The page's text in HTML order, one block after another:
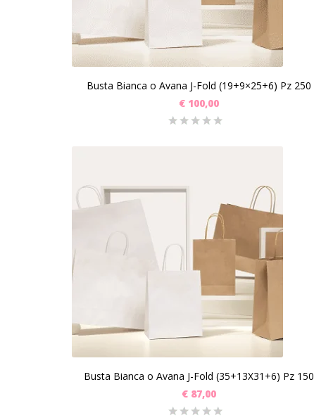
Busta Bianca o Avana J-Fold (19+9×25+6) Pz 250
€100,00
Busta Bianca o Avana J-Fold (35+13X31+6) Pz 150
€87,00